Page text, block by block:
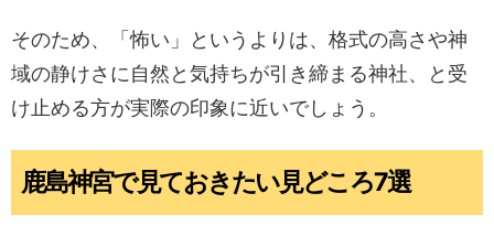
そのため、「怖い」というよりは、格式の高さや神
域の静けさに自然と気持ちが引き締まる神社、と受
け止める方が実際の印象に近いでしょう。
鹿島神宮で見ておきたい見どころ7選